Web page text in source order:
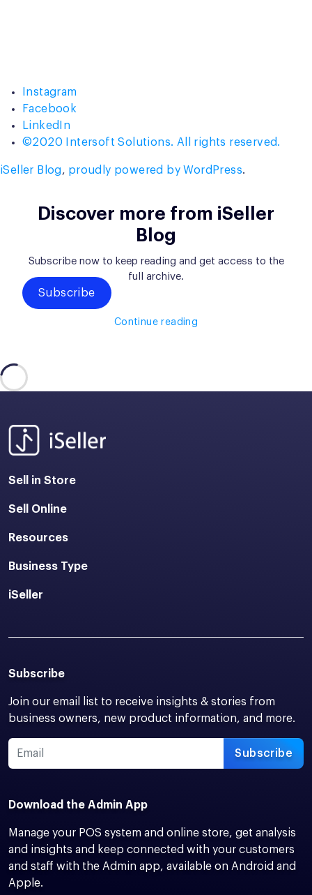
Instagram
Facebook
LinkedIn
©2020 Intersoft Solutions. All rights reserved.
iSeller Blog, proudly powered by WordPress.
Discover more from iSeller
Blog
Subscribe now to keep reading and get access to the
full archive.
Subscribe
Continue reading
Sell in Store
Sell Online
Resources
Business Type
iSeller
Subscribe
Join our email list to receive insights & stories from
business owners, new product information, and more.
Subscribe
Download the Admin App
Manage your POS system and online store, get analysis
and insights and keep connected with your customers
and staff with the Admin app, available on Android and
Apple.